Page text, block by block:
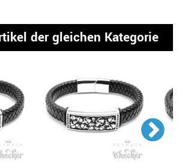
der gleichen Kategorie